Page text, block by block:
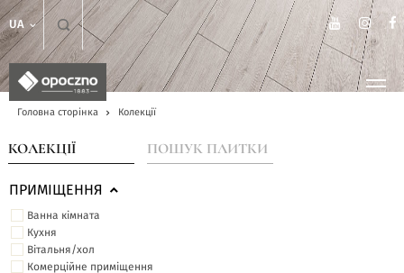
UA
Головна сторінка Колекції
КОЛЕКЦІЇ ПОШУК ПЛИТКИ
ПРИМІЩЕННЯ
Ванна кімната
Кухня
Вітальня/хол
Комерційне приміщення